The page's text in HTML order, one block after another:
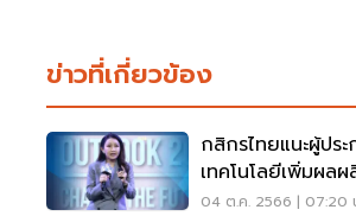
ข่าวที่เกี่ยวข้อง
กสิกรไทยแนะผู้ปร
เทคโนโลยีเพิ่มผล
04 ต.ค. 2566 | 07:20